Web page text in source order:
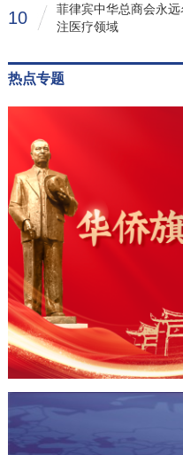
10
菲律宾中华总商会永
注医疗领域
热点专题